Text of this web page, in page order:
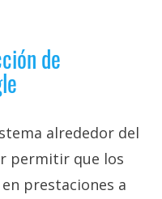
de
alrededor del
permitir que los
en prestaciones a